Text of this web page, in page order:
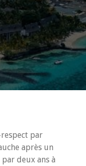
par
après un
deux ans à